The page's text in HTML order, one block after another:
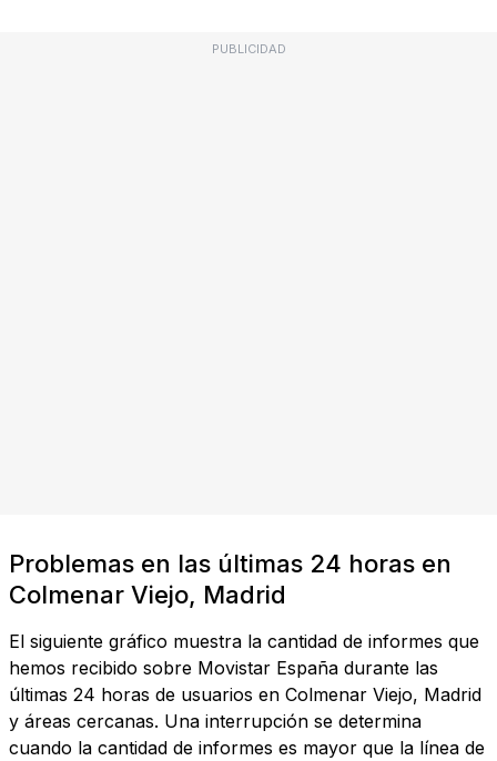
PUBLICIDAD
Problemas en las últimas 24 horas en
Colmenar Viejo, Madrid
El siguiente gráfico muestra la cantidad de informes que
hemos recibido sobre Movistar España durante las
últimas 24 horas de usuarios en Colmenar Viejo, Madrid
y áreas cercanas. Una interrupción se determina
cuando la cantidad de informes es mayor que la línea de